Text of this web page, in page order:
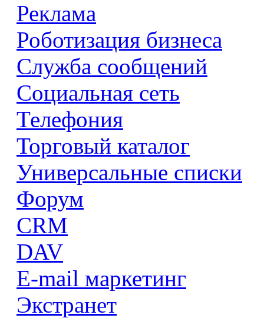
Реклама
Роботизация бизнеса
Служба сообщений
Социальная сеть
Телефония
Торговый каталог
Универсальные списки
Форум
CRM
DAV
E-mail маркетинг
Экстранет